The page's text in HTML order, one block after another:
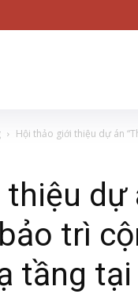
Hội thảo giới thiệu dự án
dự
trì
tầng tại